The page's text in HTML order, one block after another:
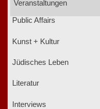
Veranstaltungen
Public Affairs
Kunst + Kultur
Jüdisches Leben
Literatur
Interviews